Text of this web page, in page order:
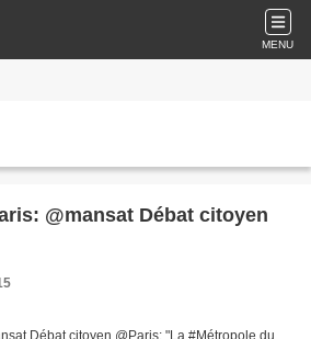
MENU
@mansat Débat citoyen
Débat citoyen @Paris: "La #Métropole du